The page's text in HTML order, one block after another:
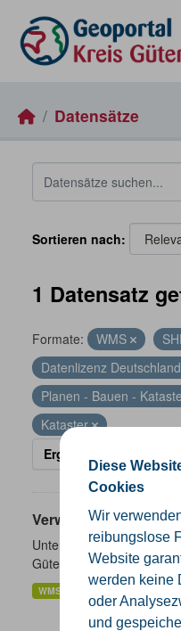
Diese
Cookies
Wir
reibungslose
Website
werden keine
oder
und
Datensätze
Sortieren nach
1 Datensatz
Formate: WMS
Datenlizenz
Planen - Bauen -
Kataster
Ergebnisse filtern
Verwaltungsgrenzen
Unterschiedliche Ebenen
Gütersloh
WMS